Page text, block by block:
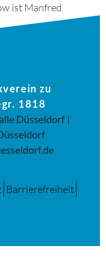
ist Manfred
zu
1818
Düsseldorf |
Barrierefreiheit